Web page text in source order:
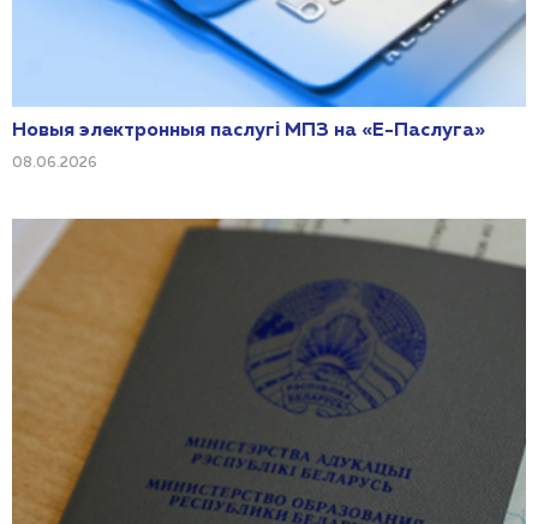
Новыя электронныя паслугі МПЗ на «Е-Паслуга»
08.06.2026